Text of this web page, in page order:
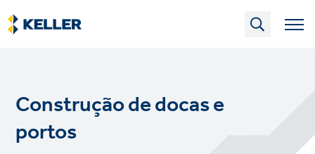
Skip
to
main
Construção de docas e
portos